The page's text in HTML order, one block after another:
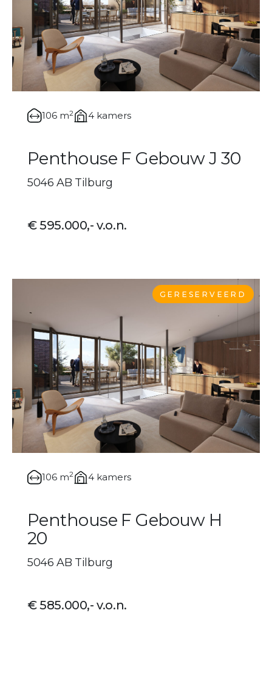
106 m2 4 kamers
Penthouse F Gebouw J 30
5046 AB Tilburg
€ 595.000,- v.o.n.
GERESERVEERD
106 m2 4 kamers
Penthouse F Gebouw H
20
5046 AB Tilburg
€ 585.000,- v.o.n.